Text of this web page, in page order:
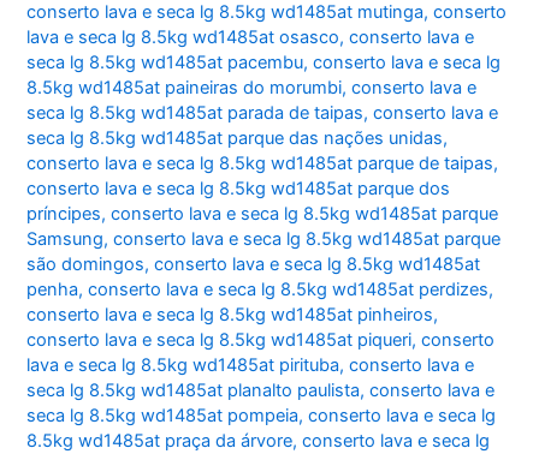
conserto lava e seca lg 8.5kg wd1485at mutinga,conserto
lava e seca lg 8.5kg wd1485at osasco,conserto lava e
seca lg 8.5kg wd1485at pacembu,conserto lava e seca lg
8.5kg wd1485at paineiras do morumbi,conserto lava e
seca lg 8.5kg wd1485at parada de taipas,conserto lava e
seca lg 8.5kg wd1485at parque das nações unidas,
conserto lava e seca lg 8.5kg wd1485at parque de taipas,
conserto lava e seca lg 8.5kg wd1485at parque dos
príncipes,conserto lava e seca lg 8.5kg wd1485at parque
Samsung,conserto lava e seca lg 8.5kg wd1485at parque
são domingos,conserto lava e seca lg 8.5kg wd1485at
penha,conserto lava e seca lg 8.5kg wd1485at perdizes,
conserto lava e seca lg 8.5kg wd1485at pinheiros,
conserto lava e seca lg 8.5kg wd1485at piqueri,conserto
lava e seca lg 8.5kg wd1485at pirituba,conserto lava e
seca lg 8.5kg wd1485at planalto paulista,conserto lava e
seca lg 8.5kg wd1485at pompeia,conserto lava e seca lg
8.5kg wd1485at praça da árvore,conserto lava e seca lg